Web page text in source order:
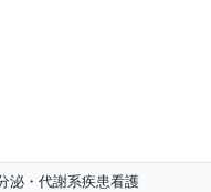
泌・代謝系疾患看護